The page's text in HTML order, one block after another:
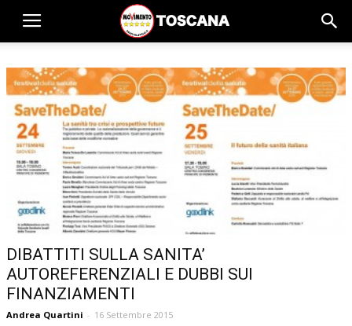
DIBATTITI SULLA SANITA’
AUTOREFERENZIALI E DUBBI SUI
FINANZIAMENTI
Andrea Quartini - 16 Settembre 2015